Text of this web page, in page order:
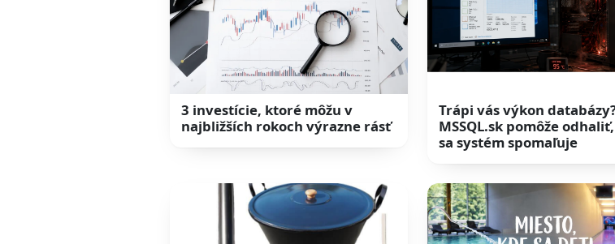
3 investície, ktoré môžu v
najbližších rokoch výrazne rásť
Trápi vás výkon
MSSQL.sk pomôže
sa systém spomaľuje